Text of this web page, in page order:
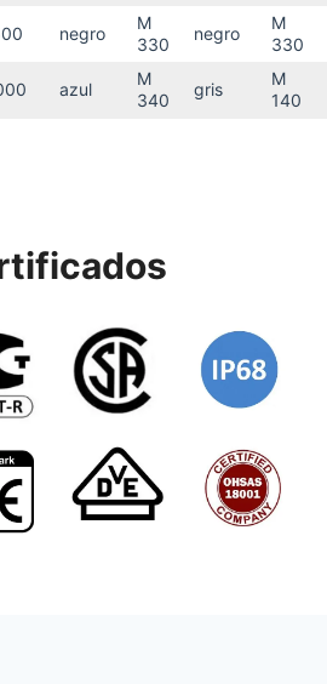
negro
M
330
negro
M
330
azul
M
340
gris
M
140